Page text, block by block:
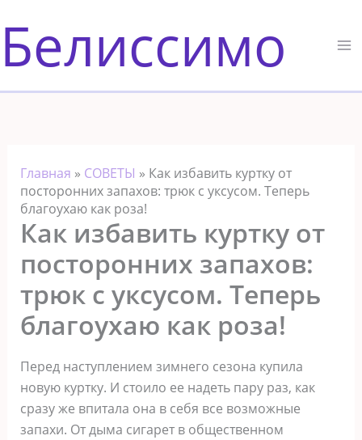
к
содержимому
Белиссимо
Главная » СОВЕТЫ » Как избавить куртку от
посторонних запахов: трюк с уксусом. Теперь
благоухаю как роза!
Как избавить куртку от
посторонних запахов:
трюк с уксусом. Теперь
благоухаю как роза!
Перед наступлением зимнего сезона купила
новую куртку. И стоило ее надеть пару раз, как
сразу же впитала она в себя все возможные
запахи. От дыма сигарет в общественном